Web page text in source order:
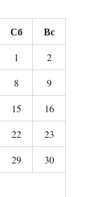
Сб Вс
1
2
8
9
15
16
22
23
29
30